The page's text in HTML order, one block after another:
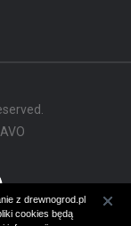
z drewnogrod.pl
cookies będą